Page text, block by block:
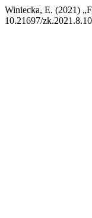
Winiecka, E. (2021)
10.21697/